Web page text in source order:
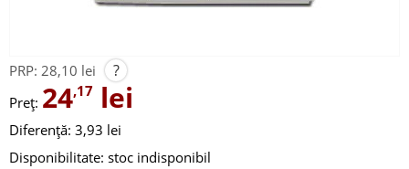
PRP: 28,10 lei ?
Preț: 24,17 lei
Diferență: 3,93 lei
Disponibilitate: stoc indisponibil